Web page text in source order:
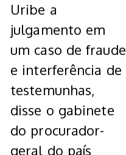
Uribe a
julgamento em
um caso de fraude
e interferência de
testemunhas,
disse o gabinete
do procurador-
geral do país